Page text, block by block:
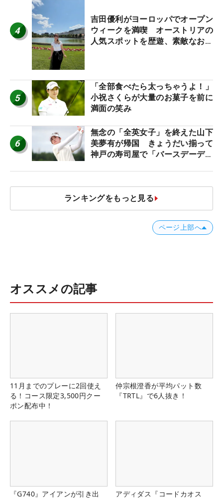
4
吉田優利がヨーロッパでオープン
ウィークを満喫 オーストリアの
人気スポットを歴遊、素敵なお土
5
「全部食べたら太っちゃうよ！」
小祝さくらが大量のお菓子を前に
満面の笑み
6
無念の「全英女子」を終えた山下
美夢有が帰国 きょうだい揃って
神戸の寿司屋で「バースデーディ
ランキングをもっと見る
ページ上部へ
オススメの記事
11月までのプレーに2回使え
る！コース限定3,500円クー
ポン配布中！
仲宗根澄香が平均パット数
『TRTL』で6人抜き！
『G740』アイアンが引き出
アディダス『コードカオス